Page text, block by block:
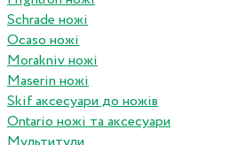
Schrade ножі
Ocaso ножі
Morakniv ножі
Maserin ножі
Skif аксесуари до ножів
Ontario ножі та аксесуари